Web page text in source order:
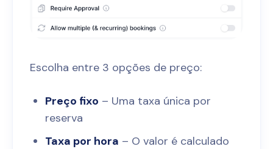
Escolha entre 3 opções de preço:
Preço fixo – Uma taxa única por
reserva
Taxa por hora – O valor é calculado